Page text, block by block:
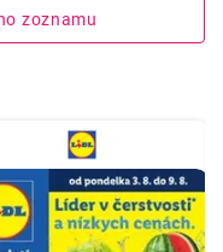
zoznamu